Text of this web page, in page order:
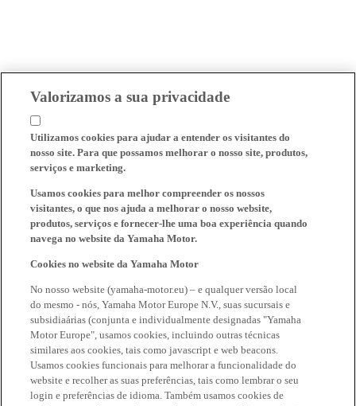
Valorizamos a sua privacidade
Utilizamos cookies para ajudar a entender os visitantes do
nosso site. Para que possamos melhorar o nosso site, produtos,
serviços e marketing.
Usamos cookies para melhor compreender os nossos
visitantes, o que nos ajuda a melhorar o nosso website,
produtos, serviços e fornecer-lhe uma boa experiência quando
navega no website da Yamaha Motor.
Cookies no website da Yamaha Motor
No nosso website (yamaha-motor.eu) – e qualquer versão local
do mesmo - nós, Yamaha Motor Europe N.V., suas sucursais e
subsidiaárias (conjunta e individualmente designadas "Yamaha
Motor Europe", usamos cookies, incluindo outras técnicas
similares aos cookies, tais como javascript e web beacons.
Usamos cookies funcionais para melhorar a funcionalidade do
website e recolher as suas preferências, tais como lembrar o seu
login e preferências de idioma. Também usamos cookies de